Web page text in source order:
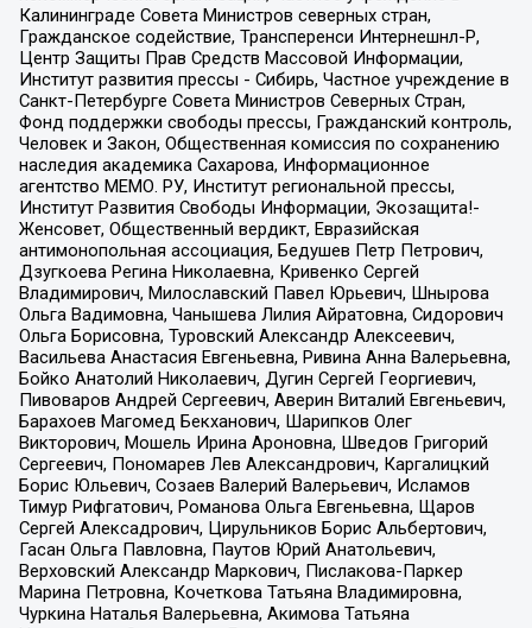
Калининграде Совета Министров северных стран,
Гражданское содействие, Трансперенси Интернешнл-Р,
Центр Защиты Прав Средств Массовой Информации,
Институт развития прессы - Сибирь, Частное учреждение в
Санкт-Петербурге Совета Министров Северных Стран,
Фонд поддержки свободы прессы, Гражданский контроль,
Человек и Закон, Общественная комиссия по сохранению
наследия академика Сахарова, Информационное
агентство МЕМО. РУ, Институт региональной прессы,
Институт Развития Свободы Информации, Экозащита!-
Женсовет, Общественный вердикт, Евразийская
антимонопольная ассоциация, Бедушев Петр Петрович,
Дзугкоева Регина Николаевна, Кривенко Сергей
Владимирович, Милославский Павел Юрьевич, Шнырова
Ольга Вадимовна, Чанышева Лилия Айратовна, Сидорович
Ольга Борисовна, Туровский Александр Алексеевич,
Васильева Анастасия Евгеньевна, Ривина Анна Валерьевна,
Бойко Анатолий Николаевич, Дугин Сергей Георгиевич,
Пивоваров Андрей Сергеевич, Аверин Виталий Евгеньевич,
Барахоев Магомед Бекханович, Шарипков Олег
Викторович, Мошель Ирина Ароновна, Шведов Григорий
Сергеевич, Пономарев Лев Александрович, Каргалицкий
Борис Юльевич, Созаев Валерий Валерьевич, Исламов
Тимур Рифгатович, Романова Ольга Евгеньевна, Щаров
Сергей Алексадрович, Цирульников Борис Альбертович,
Гасан Ольга Павловна, Паутов Юрий Анатольевич,
Верховский Александр Маркович, Пислакова-Паркер
Марина Петровна, Кочеткова Татьяна Владимировна,
Чуркина Наталья Валерьевна, Акимова Татьяна